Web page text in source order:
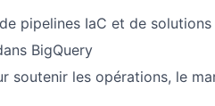
pipelines IaC et de solutions
BigQuery
soutenir les opérations, le